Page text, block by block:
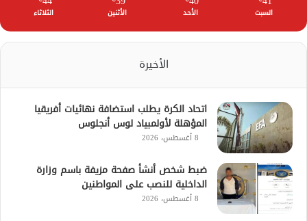
السبت الأحد الأثنين الثلاثاء
الأخيرة
اتحاد الكرة يطلب استضافة نهائيات أفريقيا
المؤهلة لأولمبياد لوس أنجلوس
8 أغسطس، 2026
ضبط شخص أنشأ صفحة مزيفة باسم وزارة
الداخلية للنصب على المواطنين
8 أغسطس، 2026